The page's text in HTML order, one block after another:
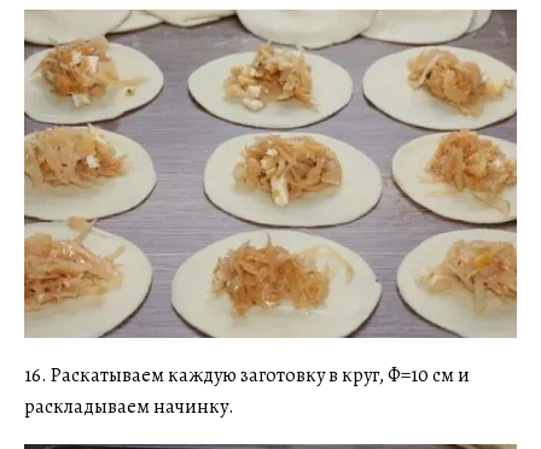
16. Раскатываем каждую заготовку в круг, Ф=10 см и
раскладываем начинку.